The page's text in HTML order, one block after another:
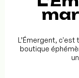
L’Émergent, c'est
boutique